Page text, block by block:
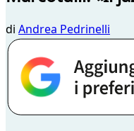
di Andrea Pedrinelli